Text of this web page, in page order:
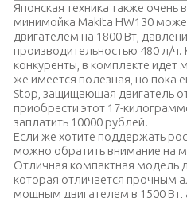
Японская техника также очень
минимойка Makita HW130
двигателем на 1800 Вт,
производительностью 480 л/ч.
конкуренты, в комплекте идет
же имеется полезная, но пока
Stop, защищающая двигатель
приобрести этот 17-
заплатить 10000 рублей.
Если же хотите поддержать
можно обратить внимание на
Отличная компактная модель
которая отличается прочным
мощным двигателем в 1500 Вт,